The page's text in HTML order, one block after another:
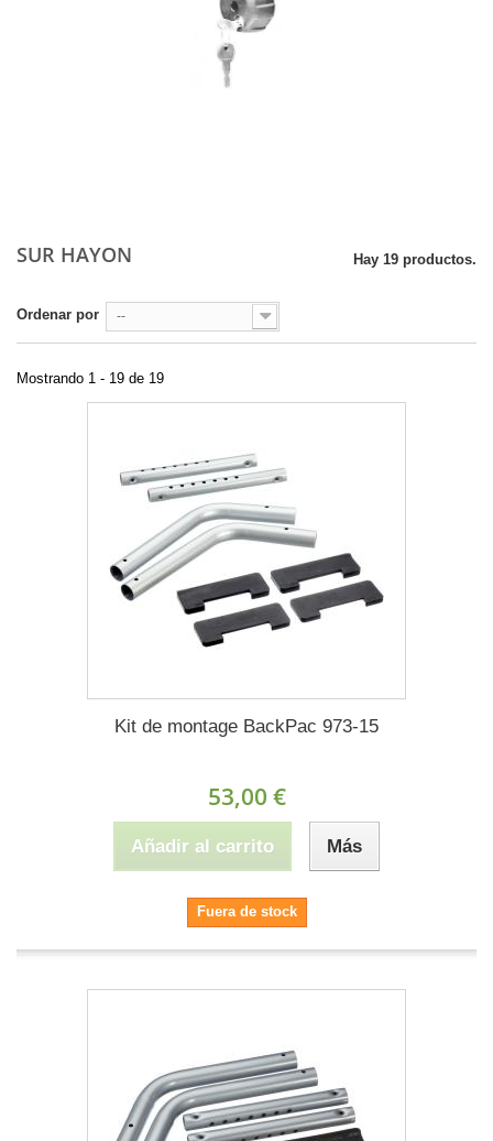
SUR HAYON Hay 19 productos.
Ordenar por --
Mostrando 1 - 19 de 19
Kit de montage BackPac 973-15
53,00 €
Añadir al carrito Más
Fuera de stock